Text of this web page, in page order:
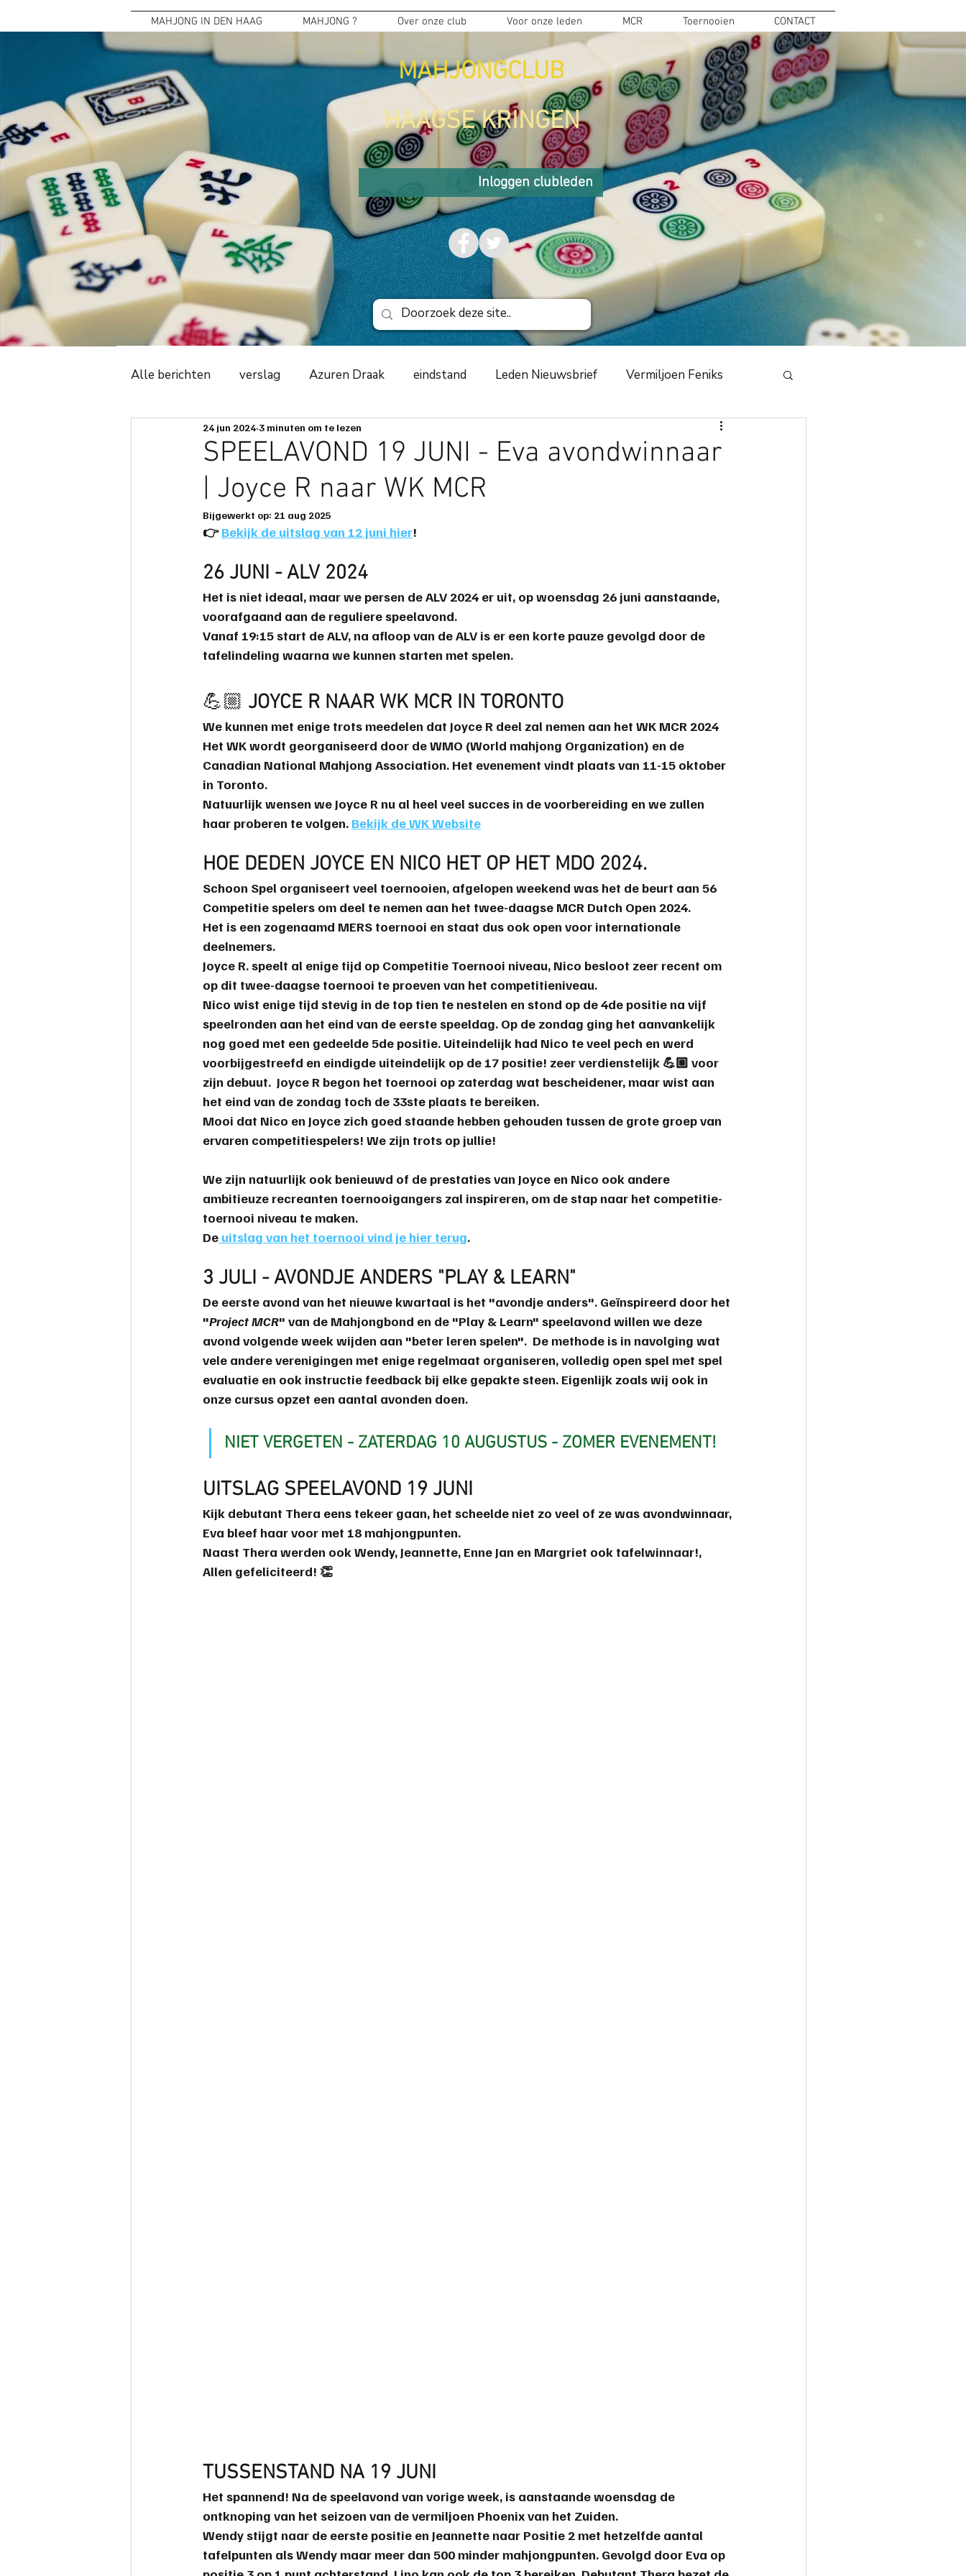
MAHJONG IN DEN HAAG MAHJONG ? Over onze club Voor onze leden MCR Toernooien CONTACT
MAHJONGCLUB
HAAGSE KRINGEN
Inloggen clubleden
Alle berichten verslag Azuren Draak eindstand Leden Nieuwsbrief Vermiljoen Feniks
Witte Tijger 2018 Cursus
ledenadministratie evenement 2019 zwarte schildpad
spelregels spelbeheersing scorende elementen speeltip bestuursmededeling
safemahjong
SPEELAVOND 19 JUNI - Eva avondwinnaar
| Joyce R naar WK MCR
24 jun 2024 3 minuten om te lezen
Bijgewerkt op: 21 aug 2025
👉️ Bekijk de uitslag van 12 juni hier!
26 JUNI - ALV 2024
Het is niet ideaal, maar we persen de ALV 2024 er uit, op woensdag 26 juni aanstaande,
voorafgaand aan de reguliere speelavond.
Vanaf 19:15 start de ALV, na afloop van de ALV is er een korte pauze gevolgd door de
tafelindeling waarna we kunnen starten met spelen.
💪🏼 JOYCE R NAAR WK MCR IN TORONTO
We kunnen met enige trots meedelen dat Joyce R deel zal nemen aan het WK MCR 2024
Het WK wordt georganiseerd door de WMO (World mahjong Organization) en de
Canadian National Mahjong Association. Het evenement vindt plaats van 11-15 oktober
in Toronto.
Natuurlijk wensen we Joyce R nu al heel veel succes in de voorbereiding en we zullen
haar proberen te volgen. Bekijk de WK Website
HOE DEDEN JOYCE EN NICO HET OP HET MDO 2024.
Schoon Spel organiseert veel toernooien, afgelopen weekend was het de beurt aan 56
Competitie spelers om deel te nemen aan het twee-daagse MCR Dutch Open 2024.
Het is een zogenaamd MERS toernooi en staat dus ook open voor internationale
deelnemers.
Joyce R. speelt al enige tijd op Competitie Toernooi niveau, Nico besloot zeer recent om
op dit twee-daagse toernooi te proeven van het competitieniveau.
Nico wist enige tijd stevig in de top tien te nestelen en stond op de 4de positie na vijf
speelronden aan het eind van de eerste speeldag. Op de zondag ging het aanvankelijk
nog goed met een gedeelde 5de positie. Uiteindelijk had Nico te veel pech en werd
voorbijgestreefd en eindigde uiteindelijk op de 17 positie! zeer verdienstelijk 💪🏼 voor
zijn debuut.
  Joyce R begon het toernooi op zaterdag wat bescheidener, maar wist aan
het eind van de zondag toch de 33ste plaats te bereiken.
Mooi dat Nico en Joyce zich goed staande hebben gehouden tussen de grote groep van
ervaren competitiespelers! We zijn trots op jullie!
We zijn natuurlijk ook benieuwd of de prestaties van Joyce en Nico ook andere
ambitieuze recreanten toernooigangers zal inspireren, om de stap naar het competitie-
toernooi niveau te maken.
De uitslag van het toernooi vind je hier terug.
3 JULI - AVONDJE ANDERS "PLAY & LEARN"
De eerste avond van het nieuwe kwartaal is het "avondje anders". Geïnspireerd door het
"Project MCR" van de Mahjongbond en de "Play & Learn" speelavond willen we deze
avond volgende week wijden aan "beter leren spelen".  De methode is in navolging wat
vele andere verenigingen met enige regelmaat organiseren, volledig open spel met spel
evaluatie en ook instructie feedback bij elke gepakte steen. Eigenlijk zoals wij ook in
onze cursus opzet een aantal avonden doen.
NIET VERGETEN - ZATERDAG 10 AUGUSTUS - ZOMER EVENEMENT!
UITSLAG SPEELAVOND 19 JUNI
Kijk debutant Thera eens tekeer gaan, het scheelde niet zo veel of ze was avondwinnaar,
Eva bleef haar voor met 18 mahjongpunten.
Naast Thera werden ook Wendy, Jeannette, Enne Jan en Margriet ook tafelwinnaar!,
Allen gefeliciteerd! 👏
TUSSENSTAND NA 19 JUNI
Het spannend! Na de speelavond van vorige week, is aanstaande woensdag de
ontknoping van het seizoen van de vermiljoen Phoenix van het Zuiden.
Wendy stijgt naar de eerste positie en Jeannette naar Positie 2 met hetzelfde aantal
tafelpunten als Wendy maar meer dan 500 minder mahjongpunten. Gevolgd door Eva op